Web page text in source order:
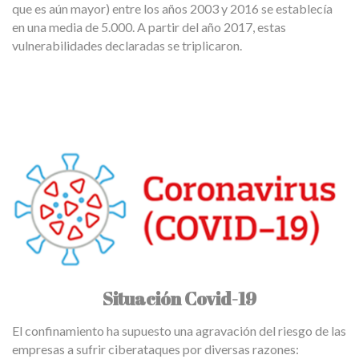
que es aún mayor) entre los años 2003 y 2016 se establecía
en una media de 5.000. A partir del año 2017, estas
vulnerabilidades declaradas se triplicaron.
Situación Covid-19
El confinamiento ha supuesto una agravación del riesgo de las
empresas a sufrir ciberataques por diversas razones: